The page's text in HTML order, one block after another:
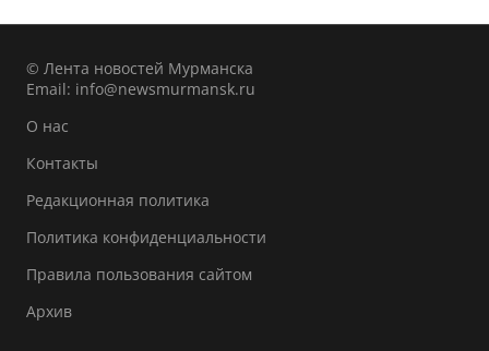
© Лента новостей Мурманска
Email: info@newsmurmansk.ru
О нас
Контакты
Редакционная политика
Политика конфиденциальности
Правила пользования сайтом
Архив